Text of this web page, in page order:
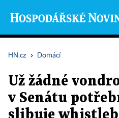
HN.cz › Domácí
Už žádné
v Senátu
slibuje